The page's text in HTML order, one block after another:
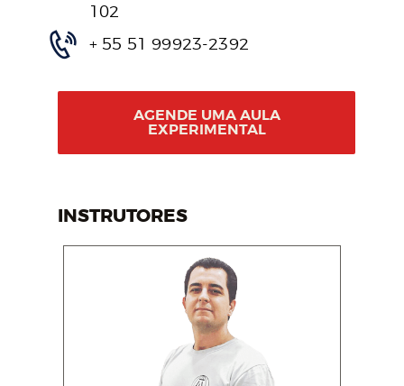
102
+ 55 51 99923-2392
AGENDE UMA AULA
EXPERIMENTAL
INSTRUTORES